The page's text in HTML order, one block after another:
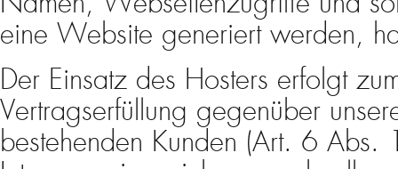
eine Website generiert werden,
Der Einsatz des Hosters erfolgt
Vertragserfüllung gegenüber
bestehenden Kunden (Art. 6